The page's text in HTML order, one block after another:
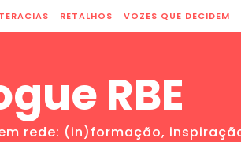
RETALHOS VOZES QUE DECIDEM
RBE
rede: (in)formação,